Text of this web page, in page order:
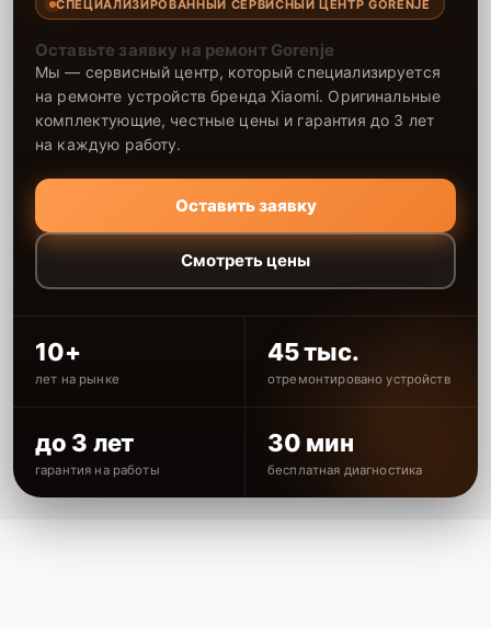
СПЕЦИАЛИЗИРОВАННЫЙ СЕРВИСНЫЙ ЦЕНТР GORENJE
Оставьте заявку на ремонт Gorenje
Мы — сервисный центр, который специализируется
на ремонте устройств бренда Xiaomi. Оригинальные
комплектующие, честные цены и гарантия до 3 лет
на каждую работу.
Оставить заявку
Смотреть цены
10+
лет на рынке
45 тыс.
отремонтировано устройств
до 3 лет
гарантия на работы
30 мин
бесплатная диагностика